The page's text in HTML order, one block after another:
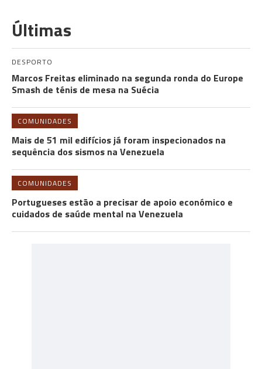
Últimas
DESPORTO
Marcos Freitas eliminado na segunda ronda do Europe
Smash de ténis de mesa na Suécia
COMUNIDADES
Mais de 51 mil edifícios já foram inspecionados na
sequência dos sismos na Venezuela
COMUNIDADES
Portugueses estão a precisar de apoio económico e
cuidados de saúde mental na Venezuela